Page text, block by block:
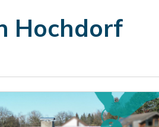
Hochdorf